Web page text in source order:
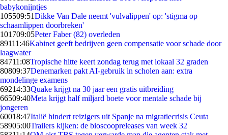
babykonijntjes
105509:51Dikke Van Dale neemt 'vulvalippen' op: 'stigma op
schaamlippen doorbreken'
101709:05Peter Faber (82) overleden
89111:46Kabinet geeft bedrijven geen compensatie voor schade door
laagwater
84711:08Tropische hitte keert zondag terug met lokaal 32 graden
80809:37Denemarken pakt AI-gebruik in scholen aan: extra
mondelinge examens
69214:33Quake krijgt na 30 jaar een gratis uitbreiding
66509:40Meta krijgt half miljard boete voor mentale schade bij
jongeren
60018:47Italië hindert reizigers uit Spanje na migratiecrisis Ceuta
58905:00Trailers kijken: de bioscoopreleases van week 32